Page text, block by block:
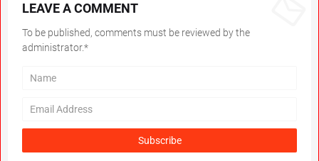
LEAVE A COMMENT
To be published, comments must be reviewed by the
administrator.*